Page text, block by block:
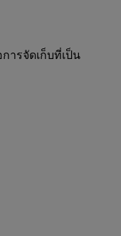
ารจัดเก็บที่เป็น